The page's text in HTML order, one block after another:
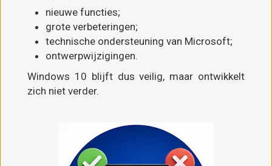
nieuwe functies;
grote verbeteringen;
technische ondersteuning van Microsoft;
ontwerpwijzigingen.
Windows 10 blijft dus veilig, maar ontwikkelt
zich niet verder.